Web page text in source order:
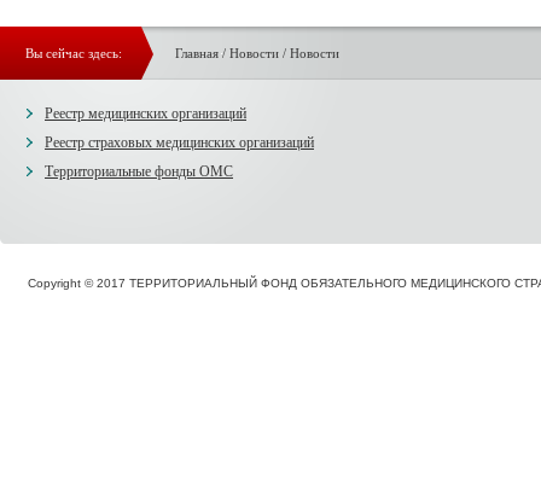
Вы сейчас здесь: Главная/ Новости / Новости
Реестр медицинских организаций
Реестр страховых медицинских организаций
Территориальные фонды ОМС
Copyright © 2017 ТЕРРИТОРИАЛЬНЫЙ ФОНД ОБЯЗАТЕЛЬНОГО МЕДИЦИНСКОГО